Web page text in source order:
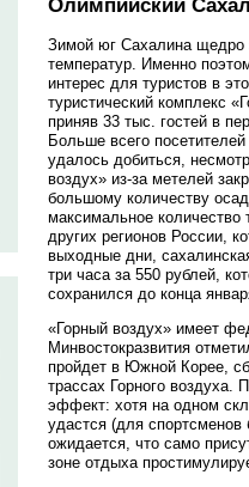
Олимпийский
Зимой юг Сахалина щедро
температур. Именно
интерес для туристов в
туристический комплекс
приняв 33 тыс. гостей в
Больше всего
удалось добиться,
воздух» из-за метелей
большому количеству
максимальное
других регионов России,
выходные дни,
три часа за 550 рублей,
сохранился до конца
«Горный воздух» имеет
Минвостокразвития
пройдет в Южной Корее,
трассах Горного воздуха.
эффект: хотя на одном
удастся (для
ожидается, что само
зоне отдыха